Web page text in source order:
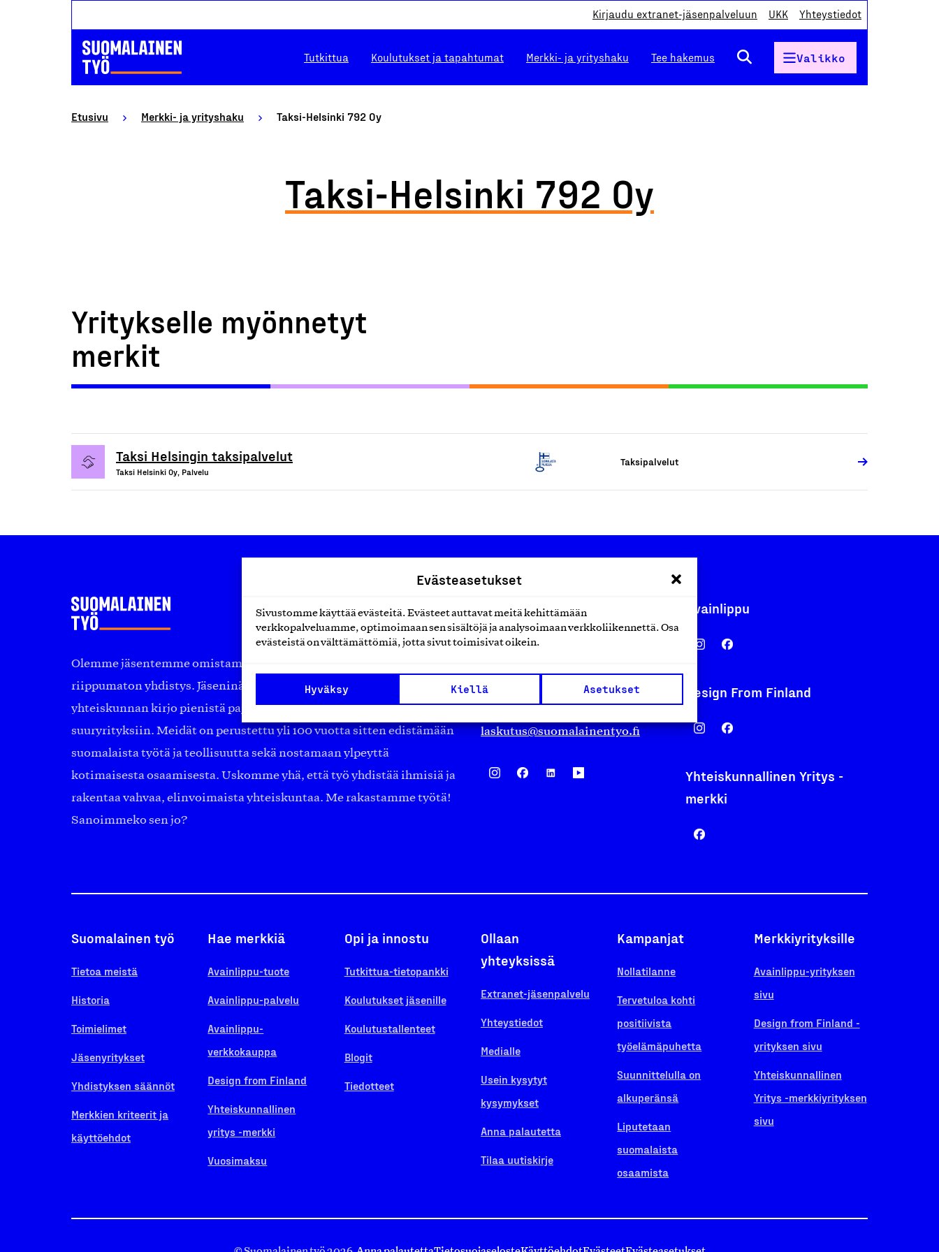
Evästeasetukset
Sivustomme käyttää evästeitä. Evästeet auttavat meitä kehittämään
verkkopalveluamme, optimoimaan sen sisältöjä ja analysoimaan verkkoliikennettä. Osa
evästeistä on välttämättömiä, jotta sivut toimisivat oikein.
Hyväksy Kiellä Asetukset
Kirjaudu extranet-jäsenpalveluun UKK Yhteystiedot
Tutkittua Koulutukset ja tapahtumat Merkki- ja yrityshaku Tee hakemus Valikko
Etusivu Merkki- ja yrityshaku Taksi-Helsinki 792 Oy
Taksi-Helsinki 792 Oy
Yritykselle myönnetyt
merkit
Taksi Helsingin taksipalvelut
Taksi Helsinki Oy, Palvelu
Taksipalvelut
Olemme jäsentemme omistama puolueeton, työmarkkinajärjestöistä
riippumaton yhdistys. Jäseninämme on koko suomalaisen
yhteiskunnan kirjo pienistä pajoista ja yhteisöistä kansainvälisiin
suuryrityksiin. Meidät on perustettu yli 100 vuotta sitten edistämään
suomalaista työtä ja teollisuutta sekä nostamaan ylpeyttä
kotimaisesta osaamisesta. Uskomme yhä, että työ yhdistää ihmisiä ja
rakentaa vahvaa, elinvoimaista yhteiskuntaa. Me rakastamme työtä!
Sanoimmeko sen jo?
Suomalainen työ ry
Eteläranta 14,
Finland
asiakaspalvelu@suomalainentyo.fi
laskutus@suomalainentyo.fi
Avainlippu
Design From Finland
Yhteiskunnallinen Yritys -
merkki
Suomalainen työ
Tietoa meistä
Historia
Toimielimet
Jäsenyritykset
Yhdistyksen säännöt
Merkkien kriteerit ja
käyttöehdot
Hae merkkiä
Avainlippu-tuote
Avainlippu-palvelu
Avainlippu-
verkkokauppa
Design from Finland
Yhteiskunnallinen
yritys -merkki
Vuosimaksu
Opi ja innostu
Tutkittua-tietopankki
Koulutukset jäsenille
Koulutustallenteet
Blogit
Tiedotteet
Ollaan
yhteyksissä
Extranet-jäsenpalvelu
Yhteystiedot
Medialle
Usein kysytyt
kysymykset
Anna palautetta
Tilaa uutiskirje
Kampanjat
Nollatilanne
Tervetuloa kohti
positiivista
työelämäpuhetta
Suunnittelulla on
alkuperänsä
Liputetaan
suomalaista
osaamista
Merkkiyrityksille
Avainlippu-yrityksen
sivu
Design from Finland -
yrityksen sivu
Yhteiskunnallinen
Yritys -merkkiyrityksen
sivu